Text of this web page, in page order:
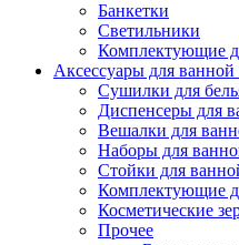
Банкетки
Светильники
Комплектующие
Аксессуары для
Сушилки для
Диспенсеры для
Вешалки для
Наборы для
Стойки для
Комплектующие
Косметические
Прочее